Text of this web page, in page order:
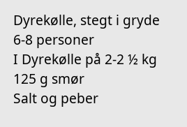
Dyrekølle, stegt i gryde
6-8 personer
I Dyrekølle på 2-2 ½ kg
125 g smør
Salt og peber